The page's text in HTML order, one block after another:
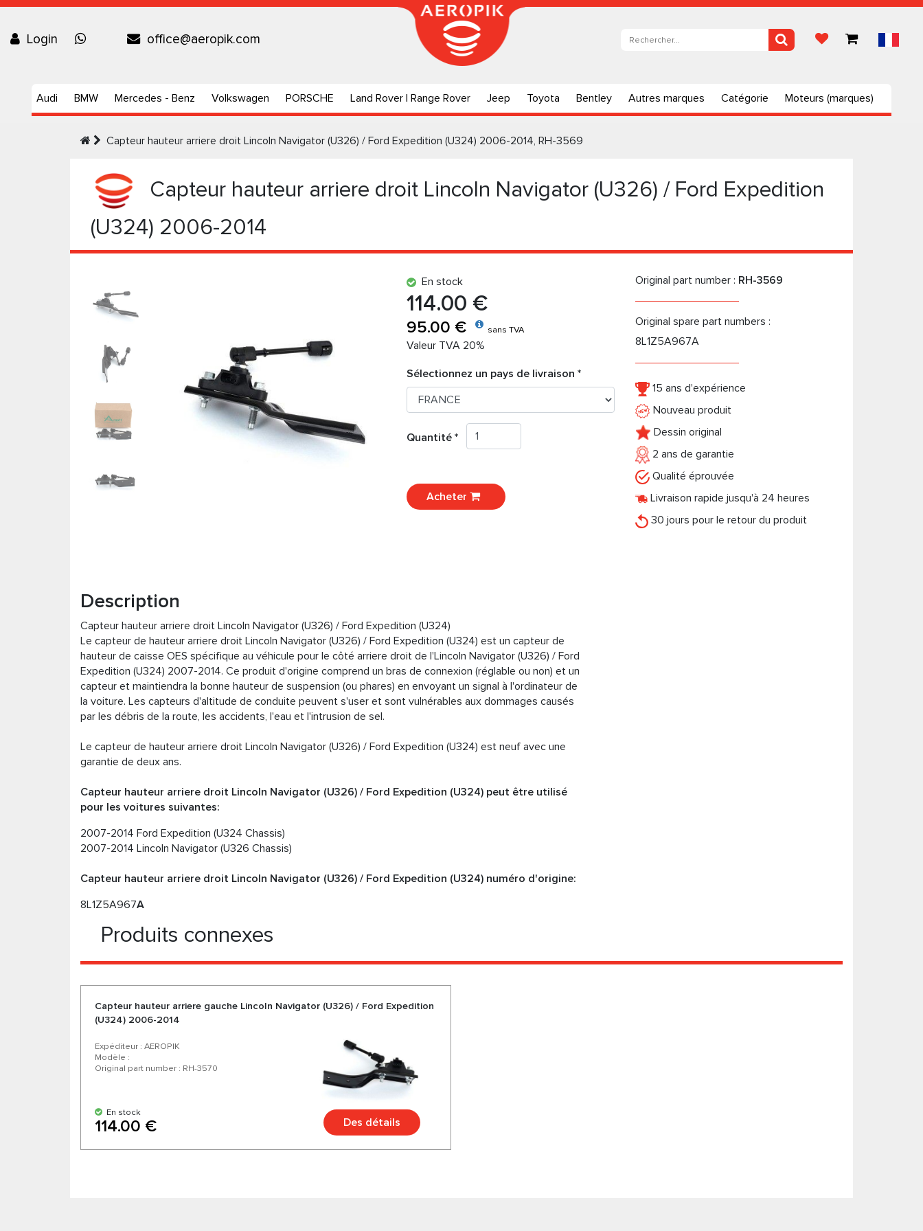
Login office@aeropik.com
Audi BMW Mercedes - Benz Volkswagen PORSCHE Land Rover | Range Rover Jeep Toyota Bentley Autres marques Catégorie Moteurs (marques)
Capteur hauteur arriere droit Lincoln Navigator (U326) / Ford Expedition (U324) 2006-2014, RH-3569
Capteur hauteur arriere droit Lincoln Navigator (U326) / Ford Expedition
(U324) 2006-2014
En stock
114.00 €
95.00 € sans TVA
Valeur TVA 20%
Sélectionnez un pays de livraison *
Quantité *
Acheter
Original part number : RH-3569
Original spare part numbers :
8L1Z5A967A
15 ans d'expérience
Nouveau produit
Dessin original
2 ans de garantie
Qualité éprouvée
Livraison rapide jusqu'à 24 heures
30 jours pour le retour du produit
Description
Capteur hauteur arriere droit Lincoln Navigator (U326) / Ford Expedition (U324)
Le capteur de hauteur arriere droit Lincoln Navigator (U326) / Ford Expedition (U324) est un capteur de
hauteur de caisse OES spécifique au véhicule pour le côté arriere droit de l'Lincoln Navigator (U326) / Ford
Expedition (U324) 2007-2014. Ce produit d'origine comprend un bras de connexion (réglable ou non) et un
capteur et maintiendra la bonne hauteur de suspension (ou phares) en envoyant un signal à l'ordinateur de
la voiture. Les capteurs d'altitude de conduite peuvent s'user et sont vulnérables aux dommages causés
par les débris de la route, les accidents, l'eau et l'intrusion de sel.
Le capteur de hauteur arriere droit Lincoln Navigator (U326) / Ford Expedition (U324) est neuf avec une
garantie de deux ans.
Capteur hauteur arriere droit Lincoln Navigator (U326) / Ford Expedition (U324) peut être utilisé
pour les voitures suivantes:
2007-2014 Ford Expedition (U324 Chassis)
2007-2014 Lincoln Navigator (U326 Chassis)
Capteur hauteur arriere droit Lincoln Navigator (U326) / Ford Expedition (U324) numéro d'origine:
8L1Z5A967A
Produits connexes
Capteur hauteur arriere gauche Lincoln Navigator (U326) / Ford Expedition
(U324) 2006-2014
Expéditeur : AEROPIK
Modèle :
Original part number : RH-3570
En stock
114.00 € Des détails